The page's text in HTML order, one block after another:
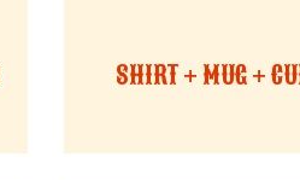
SHIRT + MUG +